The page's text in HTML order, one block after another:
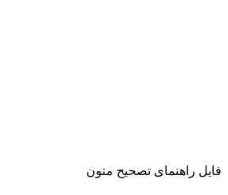
فایل راهنمای تصحیح متون